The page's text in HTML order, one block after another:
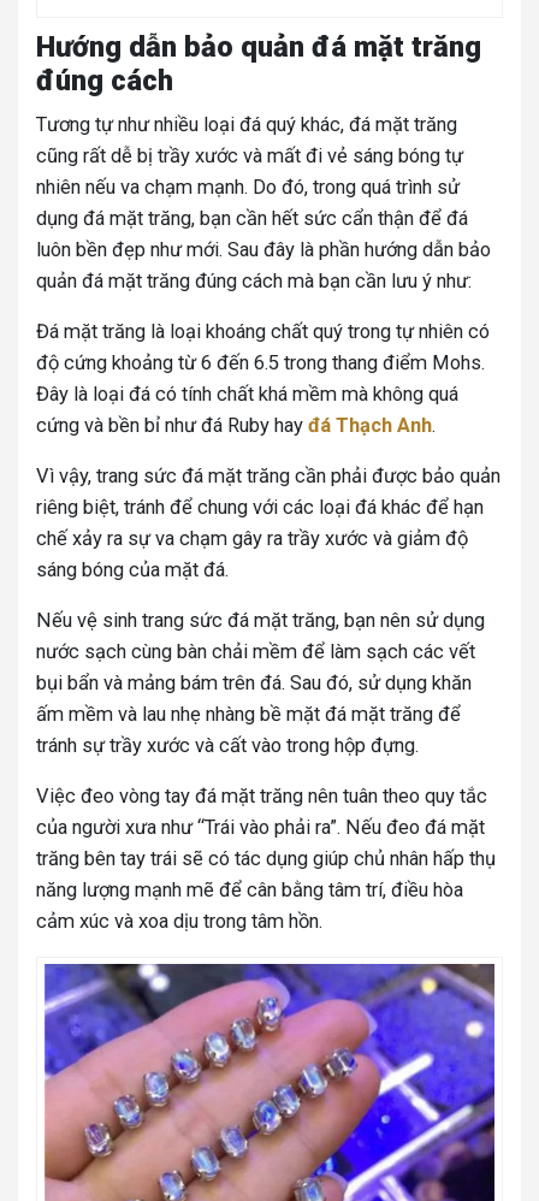
Hướng dẫn bảo quản đá mặt trăng
đúng cách
Tương tự như nhiều loại đá quý khác, đá mặt trăng
cũng rất dễ bị trầy xước và mất đi vẻ sáng bóng tự
nhiên nếu va chạm mạnh. Do đó, trong quá trình sử
dụng đá mặt trăng, bạn cần hết sức cẩn thận để đá
luôn bền đẹp như mới. Sau đây là phần hướng dẫn bảo
quản đá mặt trăng đúng cách mà bạn cần lưu ý như:
Đá mặt trăng là loại khoáng chất quý trong tự nhiên có
độ cứng khoảng từ 6 đến 6.5 trong thang điểm Mohs.
Đây là loại đá có tính chất khá mềm mà không quá
cứng và bền bỉ như đá Ruby hay đá Thạch Anh.
Vì vậy, trang sức đá mặt trăng cần phải được bảo quản
riêng biệt, tránh để chung với các loại đá khác để hạn
chế xảy ra sự va chạm gây ra trầy xước và giảm độ
sáng bóng của mặt đá.
Nếu vệ sinh trang sức đá mặt trăng, bạn nên sử dụng
nước sạch cùng bàn chải mềm để làm sạch các vết
bụi bẩn và mảng bám trên đá. Sau đó, sử dụng khăn
ấm mềm và lau nhẹ nhàng bề mặt đá mặt trăng để
tránh sự trầy xước và cất vào trong hộp đựng.
Việc đeo vòng tay đá mặt trăng nên tuân theo quy tắc
của người xưa như “Trái vào phải ra”. Nếu đeo đá mặt
trăng bên tay trái sẽ có tác dụng giúp chủ nhân hấp thụ
năng lượng mạnh mẽ để cân bằng tâm trí, điều hòa
cảm xúc và xoa dịu trong tâm hồn.